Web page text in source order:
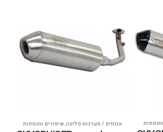
אגזוזים / מערכות פליטה, שיפורים ותוספות